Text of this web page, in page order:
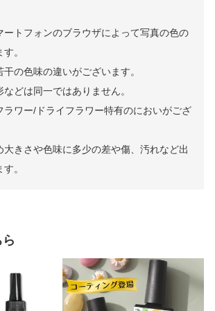
ートフォンのブラウザによって写真の色の
。
干の色味の違いがございます。
などは同一ではありません。
ラワー/ドライフラワー特有のにおいがござ
大きさや色味に多少の差や傷、汚れなど出
。